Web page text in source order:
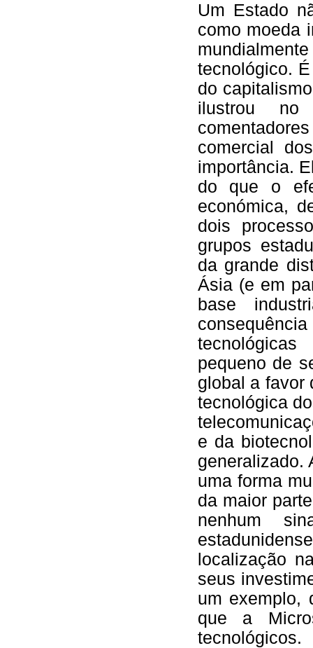
Um Estado
como moeda
tecnológico.
do
ilustrou no
comercial
importância.
do que o
económica,
dois
grupos
da grande
Ásia (e em
base
pequeno de
global a favor
tecnológica
e da
generalizado.
uma forma
da maior
nenhum
localização
seus
um exemplo,
que a
tecnológicos.